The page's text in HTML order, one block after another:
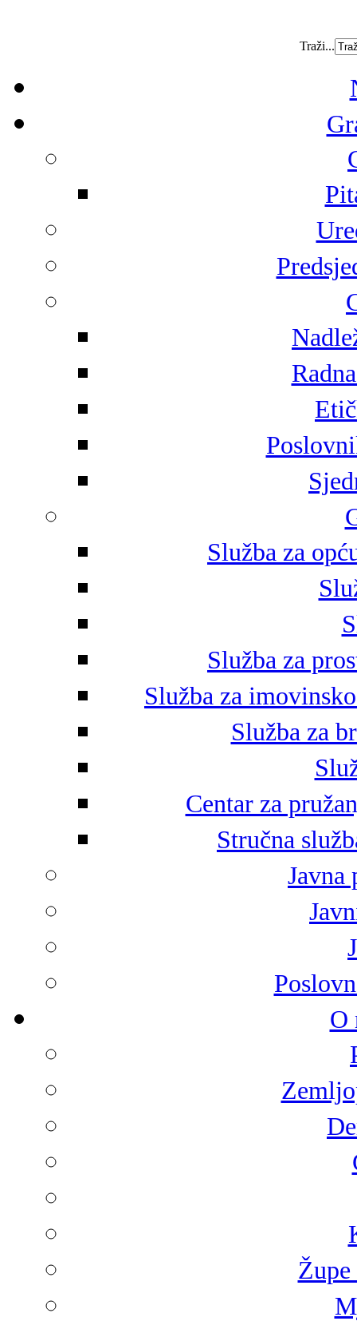
Traži...
Služba za
Služba za
Služba za
Služba za
Centar za
Stručna
Javna
O